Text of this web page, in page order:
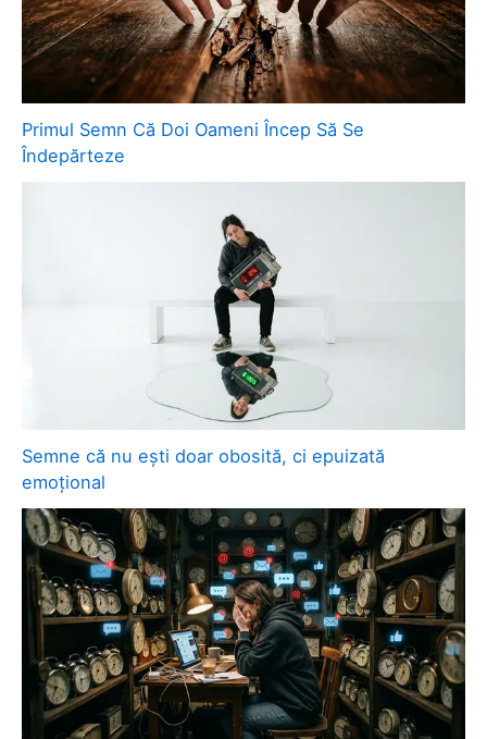
Primul Semn Că Doi Oameni Încep Să Se
Îndepărteze
Semne că nu ești doar obosită, ci epuizată
emoțional